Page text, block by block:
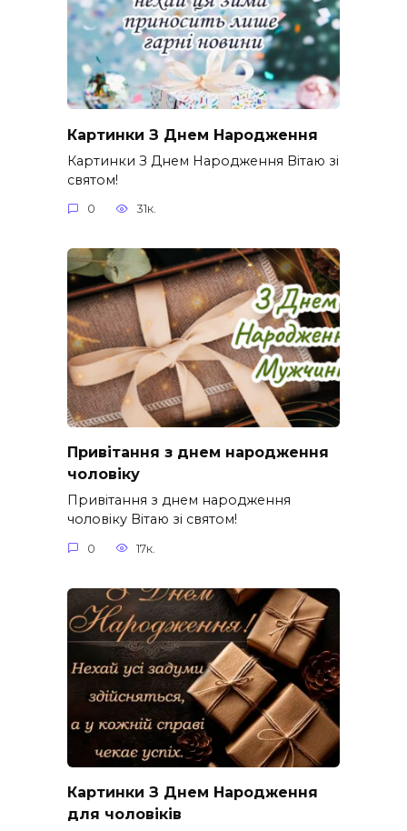
Картинки З Днем Народження
Картинки З Днем Народження Вітаю зі
святом!
0 31к.
Привітання з днем народження
чоловіку
Привітання з днем народження
чоловіку Вітаю зі святом!
0 17к.
Картинки З Днем Народження
для чоловіків​